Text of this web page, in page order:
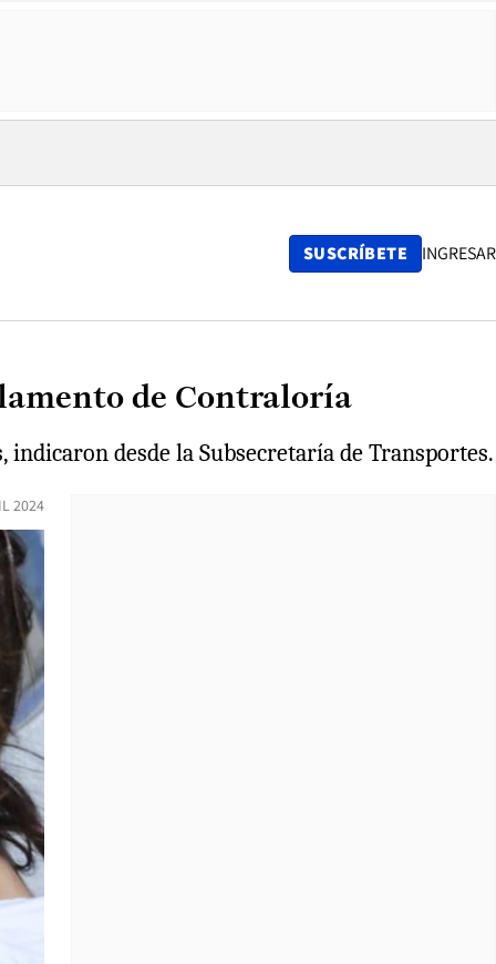
SUSCRÍBETE INGRESAR
de Contraloría
desde la Subsecretaría de Transportes.
2024